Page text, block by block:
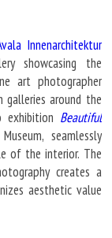
Innenarchitektur
showcasing the
art photographer
galleries around the
Beautiful
seamlessly
of the interior. The
creates a
aesthetic value